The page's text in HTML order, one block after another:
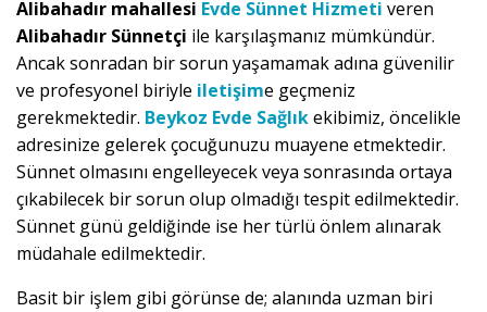
Alibahadır mahallesi Evde Sünnet Hizmeti veren
Alibahadır Sünnetçi ile karşılaşmanız mümkündür.
Ancak sonradan bir sorun yaşamamak adına güvenilir
ve profesyonel biriyle iletişime geçmeniz
gerekmektedir. Beykoz Evde Sağlıkekibimiz, öncelikle
adresinize gelerek çocuğunuzu muayene etmektedir.
Sünnet olmasını engelleyecek veya sonrasında ortaya
çıkabilecek bir sorun olup olmadığı tespit edilmektedir.
Sünnet günü geldiğinde ise her türlü önlem alınarak
müdahale edilmektedir.
Basit bir işlem gibi görünse de; alanında uzman biri